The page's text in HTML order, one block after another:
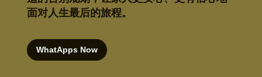
面对人生最后的旅程。
WhatApps Now